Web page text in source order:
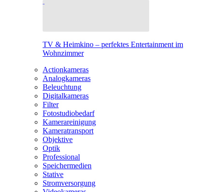
TV & Heimkino – perfektes Entertainment im
Wohnzimmer
Actionkameras
Analogkameras
Beleuchtung
Digitalkameras
Filter
Fotostudiobedarf
Kamerareinigung
Kameratransport
Objektive
Optik
Professional
Speichermedien
Stative
Stromversorgung